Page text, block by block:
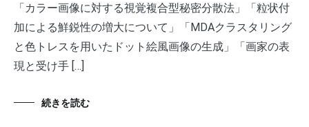
「カラー画像に対する視覚複合型秘密分散法」「粒状付
加による鮮鋭性の増大について」「MDAクラスタリング
と色トレスを用いたドット絵風画像の生成」「画家の表
現と受け手 […]
続きを読む